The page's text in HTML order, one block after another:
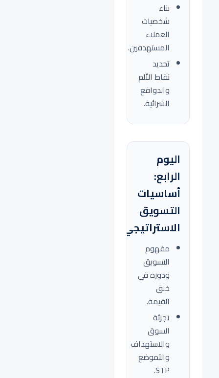
بناء
شخصيات
العملاء
المستهدفين.
تحديد
نقاط الألم
والدوافع
الشرائية.
اليوم
الرابع:
أساسيات
التسويق
الاستراتيجي
مفهوم
التسويق
ودوره في
خلق
القيمة.
تجزئة
السوق
والاستهداف
والتموضع
STP.